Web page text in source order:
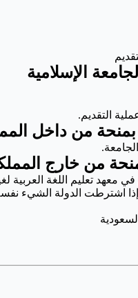
الإسلامية
التقديم.
من داخل
من خارج
اشترطت الدولة الشيء